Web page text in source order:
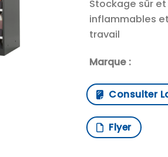
Stockage sûr
inflammables
travail
Marque :
Consulter
Flyer